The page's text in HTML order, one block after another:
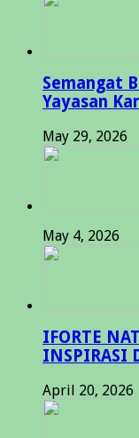
Semangat
Yayasan
May 29, 2026
May 4, 2026
IFORTE
INSPIRASI
April 20, 2026